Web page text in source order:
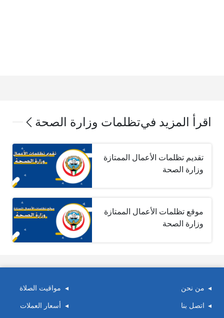
اقرأ المزيد فيتظلمات وزارة الصحة
تقديم تظلمات الأعمال الممتازة
وزارة الصحة
موقع تظلمات الأعمال الممتازة
وزارة الصحة
من نحن
اتصل بنا
مواقيت الصلاة
أسعار العملات